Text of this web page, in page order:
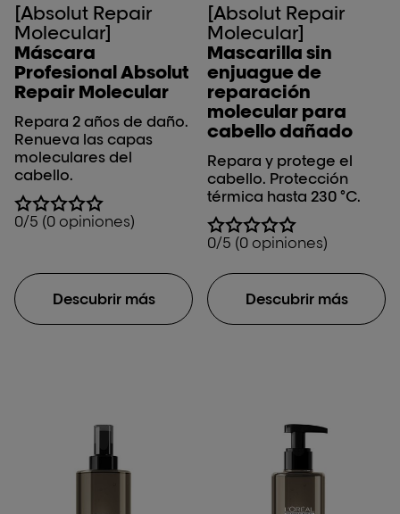
[Absolut Repair
Molecular]
Máscara
Profesional Absolut
Repair Molecular
Repara 2 años de daño.
Renueva las capas
moleculares del
cabello.
0/5 (0 opiniones)
Descubrir más
[Absolut Repair
Molecular]
Mascarilla sin
enjuague de
reparación
molecular para
cabello dañado
Repara y protege el
cabello. Protección
térmica hasta 230 °C.
0/5 (0 opiniones)
Descubrir más